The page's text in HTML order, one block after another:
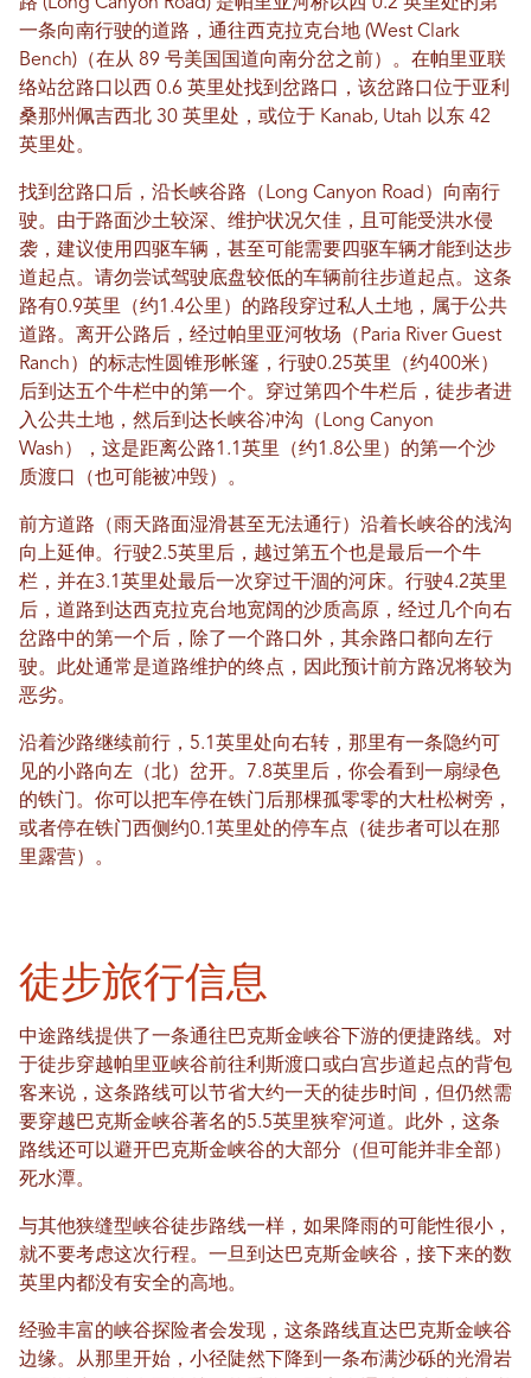
一条向南行驶的道路，通往西克拉克台地 (West Clark
Bench)（在从 89 号美国国道向南分岔之前）。在帕里亚联
络站岔路口以西 0.6 英里处找到岔路口，该岔路口位于亚利
桑那州佩吉西北 30 英里处，或位于 Kanab, Utah 以东 42
英里处。
找到岔路口后，沿长峡谷路（Long Canyon Road）向南行
驶。由于路面沙土较深、维护状况欠佳，且可能受洪水侵
袭，建议使用四驱车辆，甚至可能需要四驱车辆才能到达步
道起点。请勿尝试驾驶底盘较低的车辆前往步道起点。这条
路有0.9英里（约1.4公里）的路段穿过私人土地，属于公共
道路。离开公路后，经过帕里亚河牧场（Paria River Guest
Ranch）的标志性圆锥形帐篷，行驶0.25英里（约400米）
后到达五个牛栏中的第一个。穿过第四个牛栏后，徒步者进
入公共土地，然后到达长峡谷冲沟（Long Canyon
Wash），这是距离公路1.1英里（约1.8公里）的第一个沙
质渡口（也可能被冲毁）。
前方道路（雨天路面湿滑甚至无法通行）沿着长峡谷的浅沟
向上延伸。行驶2.5英里后，越过第五个也是最后一个牛
栏，并在3.1英里处最后一次穿过干涸的河床。行驶4.2英里
后，道路到达西克拉克台地宽阔的沙质高原，经过几个向右
岔路中的第一个后，除了一个路口外，其余路口都向左行
驶。此处通常是道路维护的终点，因此预计前方路况将较为
恶劣。
沿着沙路继续前行，5.1英里处向右转，那里有一条隐约可
见的小路向左（北）岔开。7.8英里后，你会看到一扇绿色
的铁门。你可以把车停在铁门后那棵孤零零的大杜松树旁，
或者停在铁门西侧约0.1英里处的停车点（徒步者可以在那
里露营）。
徒步旅行信息
中途路线提供了一条通往巴克斯金峡谷下游的便捷路线。对
于徒步穿越帕里亚峡谷前往利斯渡口或白宫步道起点的背包
客来说，这条路线可以节省大约一天的徒步时间，但仍然需
要穿越巴克斯金峡谷著名的5.5英里狭窄河道。此外，这条
路线还可以避开巴克斯金峡谷的大部分（但可能并非全部）
死水潭。
与其他狭缝型峡谷徒步路线一样，如果降雨的可能性很小，
就不要考虑这次行程。一旦到达巴克斯金峡谷，接下来的数
英里内都没有安全的高地。
经验丰富的峡谷探险者会发现，这条路线直达巴克斯金峡谷
边缘。从那里开始，小径陡然下降到一条布满沙砾的光滑岩